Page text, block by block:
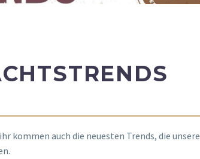
kommen auch die neuesten Trends, die unsere